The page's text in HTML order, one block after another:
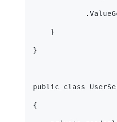
    }
}
public class
{